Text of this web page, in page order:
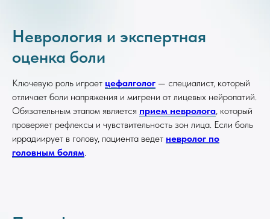
Неврология и экспертная
оценка боли
Ключевую роль играет цефалголог — специалист, который
отличает боли напряжения и мигрени от лицевых нейропатий.
Обязательным этапом является прием невролога, который
проверяет рефлексы и чувствительность зон лица. Если боль
иррадиирует в голову, пациента ведет невролог по
головным болям.